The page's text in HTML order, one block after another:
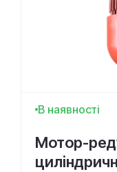
В наявності
Мотор-